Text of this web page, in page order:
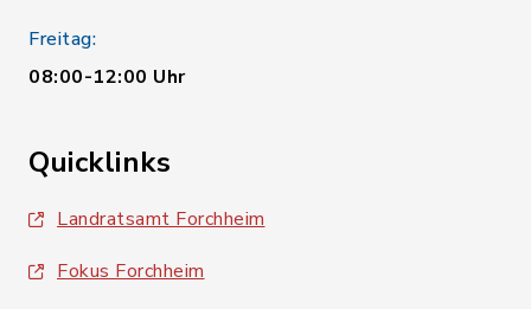
Freitag:
08:00-12:00 Uhr
Quicklinks
Landratsamt Forchheim
Fokus Forchheim